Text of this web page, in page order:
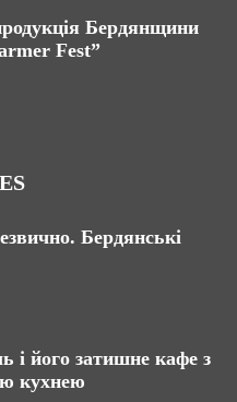
Бердянщини
Fest”
Бердянські
і його затишне кафе з
кухнею